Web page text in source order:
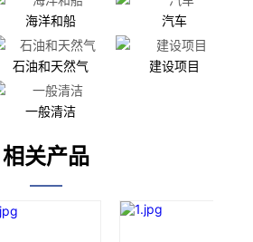
海洋和船 汽车
石油和天然气 建设项目
一般清洁
相关产品